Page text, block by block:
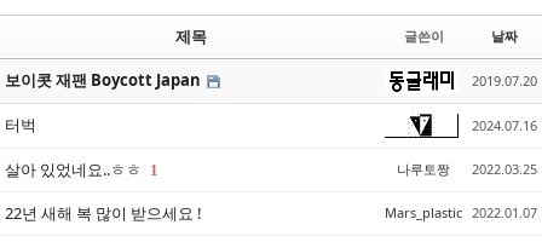
제목 글쓴이 날짜
보이콧 재팬 Boycott Japan 2019.07.20
터벅 2024.07.16
살아 있었네요..ㅎㅎ 1 나루토짱 2022.03.25
22년 새해 복 많이 받으세요 ! Mars_plastic 2022.01.07